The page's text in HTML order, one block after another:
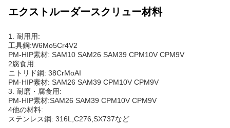
エクストルーダースクリュー材料
1. 耐用用:
工具鋼:W6Mo5Cr4V2
PM-HIP素材: SAM10 SAM26 SAM39 CPM10V CPM9V
2腐食用:
ニトリド鋼: 38CrMoAI
PM-HIP素材: SAM26 SAM39 CPM10V CPM9V
3. 耐磨・腐食用:
PM-HIP素材:SAM26 SAM39 CPM10V CPM9V
4他の材料:
ステンレス鋼: 316L,C276,SX737など